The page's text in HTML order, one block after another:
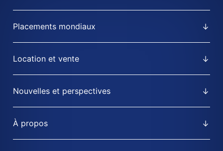
Placements mondiaux
Location et vente
Nouvelles et perspectives
À propos